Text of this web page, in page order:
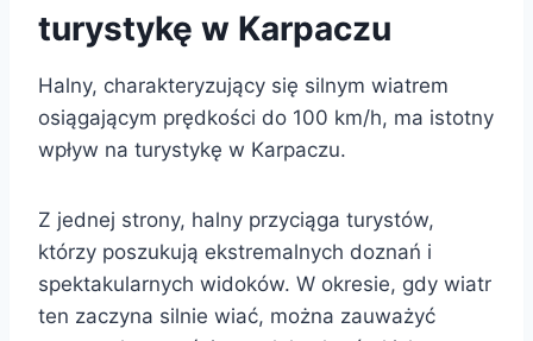
turystykę w Karpaczu
Halny, charakteryzujący się silnym wiatrem
osiągającym prędkości do 100 km/h, ma istotny
wpływ na turystykę w Karpaczu.
Z jednej strony, halny przyciąga turystów,
którzy poszukują ekstremalnych doznań i
spektakularnych widoków. W okresie, gdy wiatr
ten zaczyna silnie wiać, można zauważyć